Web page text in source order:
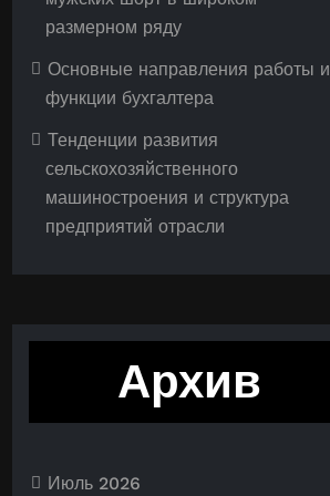
размерном ряду
Основные направления работы и
функции бухгалтера
Тенденции развития
сельскохозяйственного
машиностроения и структура
предприятий отрасли
Архив
Июль 2026